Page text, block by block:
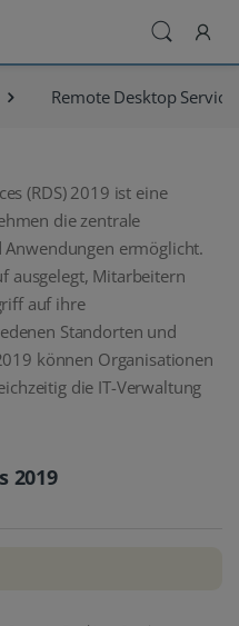
Remote Desktop
(RDS) 2019 ist eine
die zentrale
ermöglicht.
ausgelegt, Mitarbeitern
auf ihre
Standorten und
können Organisationen
die IT-Verwaltung
2019